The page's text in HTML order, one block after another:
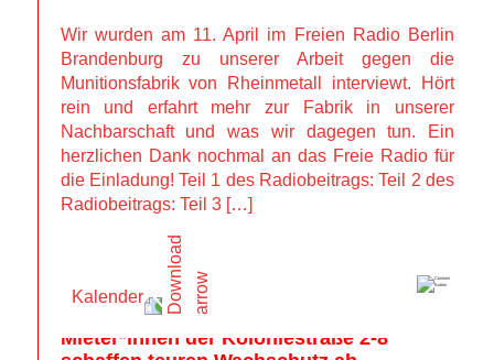
Kalender
Wir wurden am 11. April im Freien Radio Berlin
Brandenburg zu unserer Arbeit gegen die
Munitionsfabrik von Rheinmetall interviewt. Hört
rein und erfahrt mehr zur Fabrik in unserer
Nachbarschaft und was wir dagegen tun. Ein
herzlichen Dank nochmal an das Freie Radio für
die Einladung! Teil 1 des Radiobeitrags: Teil 2 des
Radiobeitrags: Teil 3 […]
ZEITUNG
Gemeinsam gegen Grand City Property –
Mieter*innen der Koloniestraße 2-8